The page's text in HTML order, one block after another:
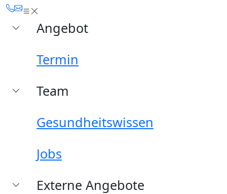
Angebot
Termin
Team
Gesundheitswissen
Jobs
Externe Angebote